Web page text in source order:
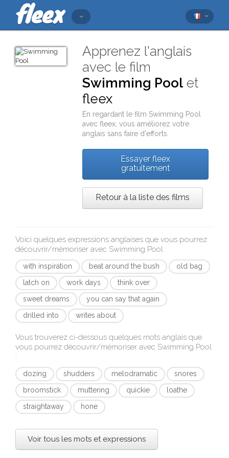
Apprenez l'anglais
avec le film
Swimming Pool et
fleex
En regardant le film Swimming Pool
avecfleex , vous améliorez votre
anglais sans faire d'efforts.
Essayer fleex
gratuitement
Retour à la liste des films
Voici quelques expressions anglaises que vous pourrez
découvrir/mémoriser avec Swimming Pool :
with inspiration beat around the bush
old bag
latch on
work days
think over
sweet dreams
you can say that again
drilled into
writes about
Vous trouverez ci-dessous quelques mots anglais que
vous pourrez découvrir/mémoriser avec Swimming Pool
:
dozing shudders melodramatic
snores
broomstick
muttering quickie
loathe
straightaway
hone
Voir tous les mots et expressions